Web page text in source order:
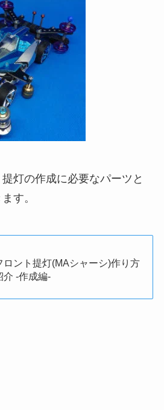
灯の作成に必要なパーツと
す。
ロント提灯(MAシャーシ)作り方
介 -作成編-